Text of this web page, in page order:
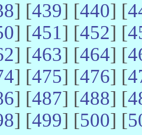
] [439] [440] [
] [451] [452] [
] [463] [464] [
] [475] [476] [
] [487] [488] [
] [499] [500] [